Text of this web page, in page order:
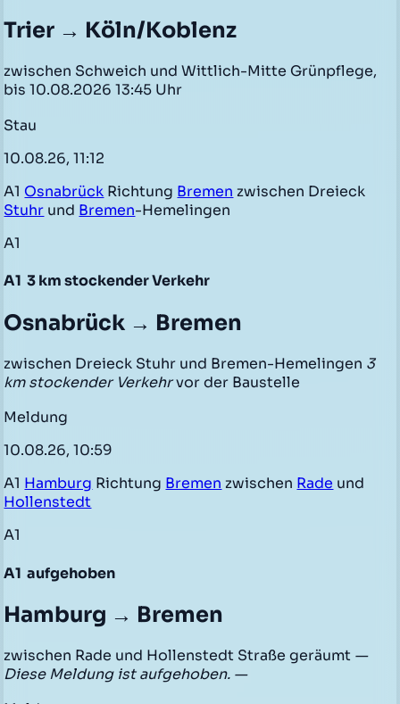
Trier → Köln/Koblenz
zwischen Schweich und Wittlich-Mitte Grünpflege,
bis 10.08.2026 13:45 Uhr
Stau
10.08.26, 11:12
A1 Osnabrück Richtung Bremen zwischen Dreieck
Stuhr und Bremen-Hemelingen
A1
A1 3 km stockender Verkehr
Osnabrück → Bremen
zwischen Dreieck Stuhr und Bremen-Hemelingen 3
km stockender Verkehrvor der Baustelle
Meldung
10.08.26, 10:59
A1 Hamburg Richtung Bremen zwischen Rade und
Hollenstedt
A1
A1 aufgehoben
Hamburg → Bremen
zwischen Rade und Hollenstedt Straße geräumt —
Diese Meldung ist aufgehoben. —